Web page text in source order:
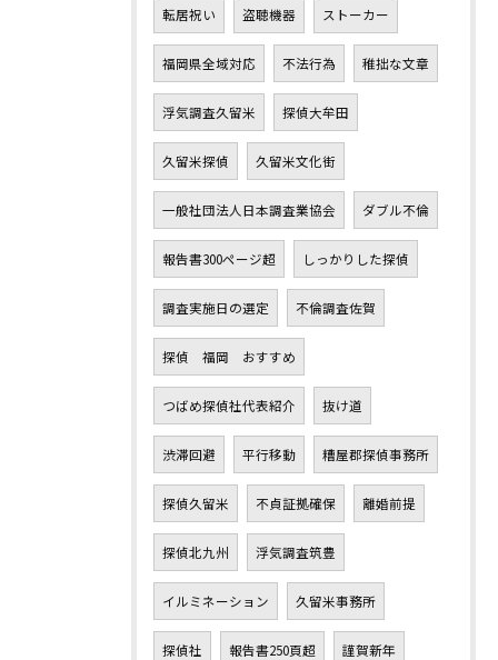
転居祝い 盗聴機器 ストーカー
福岡県全域対応 不法行為 稚拙な文章
浮気調査久留米 探偵大牟田
久留米探偵 久留米文化街
一般社団法人日本調査業協会 ダブル不倫
報告書300ページ超 しっかりした探偵
調査実施日の選定 不倫調査佐賀
探偵 福岡 おすすめ
つばめ探偵社代表紹介 抜け道
渋滞回避 平行移動 糟屋郡探偵事務所
探偵久留米 不貞証拠確保 離婚前提
探偵北九州 浮気調査筑豊
イルミネーション 久留米事務所
探偵社 報告書250頁超 謹賀新年